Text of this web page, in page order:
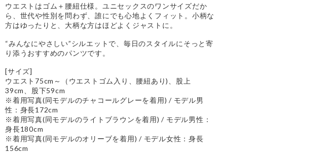
ウエストはゴム＋腰紐仕様。ユニセックスのワンサイズだか
ら、世代や性別を問わず、誰にでも心地よくフィット。小柄な
方はゆったりと、大柄な方はほどよくジャストに。
“みんなにやさしい”シルエットで、毎日のスタイルにそっと寄
り添うおすすめのパンツです。
[サイズ]
ウエスト75cm～（ウエストゴム入り、腰紐あり)、股上
39cm、股下59cm
※着用写真(同モデルのチャコールグレーを着用) / モデル男
性：身長172cm
※着用写真(同モデルのライトブラウンを着用) / モデル男性：
身長180cm
※着用写真(同モデルのオリーブを着用) / モデル女性：身長
156cm